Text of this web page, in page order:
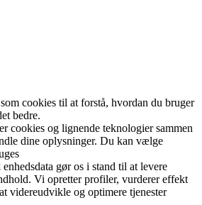
cookies til at forstå, hvordan du bruger
bedre.
cookies og lignende teknologier sammen
dine oplysninger. Du kan vælge
gør os i stand til at levere
Vi opretter profiler, vurderer effekt
videreudvikle og optimere tjenester